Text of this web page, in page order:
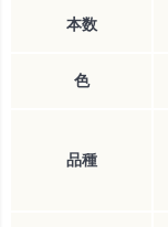
本数
色
品種